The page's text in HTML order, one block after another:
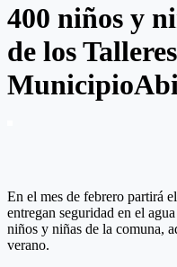
400 niños y
de los
En el mes de febrero partirá
entregan seguridad en el agua
niños y niñas de la comuna,
verano.